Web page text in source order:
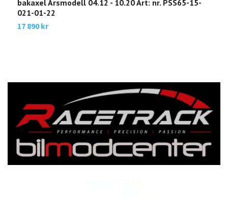
bakaxel Årsmodell 04.12 - 10.20 Art: nr. PSS65-15-
021-01-22
17 890 kr